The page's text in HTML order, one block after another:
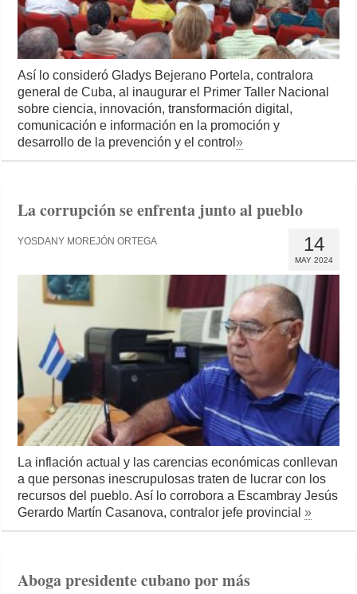
Así lo consideró Gladys Bejerano Portela, contralora
general de Cuba, al inaugurar el Primer Taller Nacional
sobre ciencia, innovación, transformación digital,
comunicación e información en la promoción y
desarrollo de la prevención y el control»
La corrupción se enfrenta junto al pueblo
14
MAY 2024
YOSDANY MOREJÓN ORTEGA
La inflación actual y las carencias económicas conllevan
a que personas inescrupulosas traten de lucrar con los
recursos del pueblo. Así lo corrobora a Escambray Jesús
Gerardo Martín Casanova, contralor jefe provincial»
Aboga presidente cubano por más